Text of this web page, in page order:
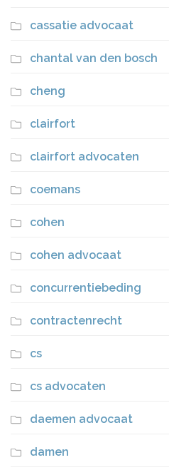
cassatie advocaat
chantal van den bosch
cheng
clairfort
clairfort advocaten
coemans
cohen
cohen advocaat
concurrentiebeding
contractenrecht
cs
cs advocaten
daemen advocaat
damen